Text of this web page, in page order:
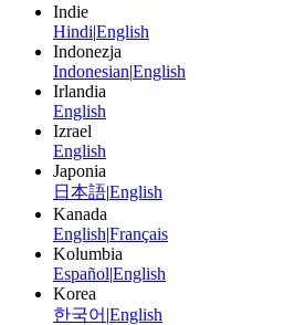
Indie
Hindi|English
Indonezja
Indonesian|English
Irlandia
English
Izrael
English
Japonia
日本語|English
Kanada
English|Français
Kolumbia
Español|English
Korea
한국어 |English